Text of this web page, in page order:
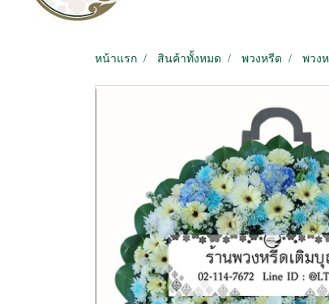
หน้าแรก สินค้าทั้งหมด พวงหรีด พวง